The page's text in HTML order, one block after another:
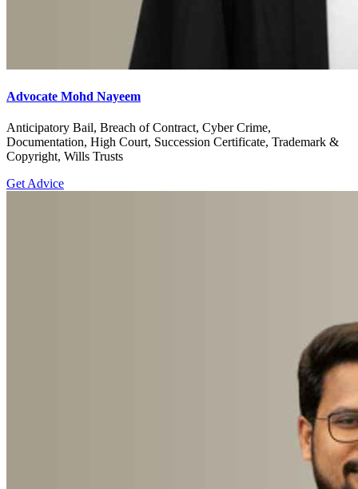
Advocate Mohd Nayeem
Anticipatory Bail, Breach of Contract, Cyber Crime,
Documentation, High Court, Succession Certificate, Trademark &
Copyright, Wills Trusts
Get Advice